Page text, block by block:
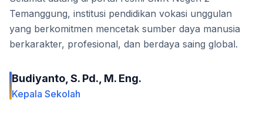
Temanggung, institusi pendidikan vokasi unggulan
yang berkomitmen mencetak sumber daya manusia
berkarakter, profesional, dan berdaya saing global.
Budiyanto, S. Pd., M. Eng.
Kepala Sekolah